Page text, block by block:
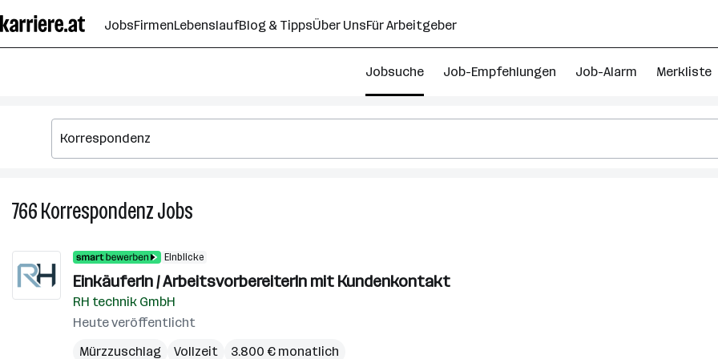
Seiteninhalt
springen
JobsFirmenLebenslaufBlog & TippsÜber UnsFür Arbeitgeber
Jobsuche Job-Empfehlungen Job-Alarm Merkliste
766KorrespondenzJobs
Einblicke
EinkäuferIn / ArbeitsvorbereiterIn mit Kundenkontakt
RH technik GmbH
Heute veröffentlicht
Mürzzuschlag
Vollzeit 3.800 € monatlich